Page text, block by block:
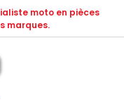
moto en pièces
marques.